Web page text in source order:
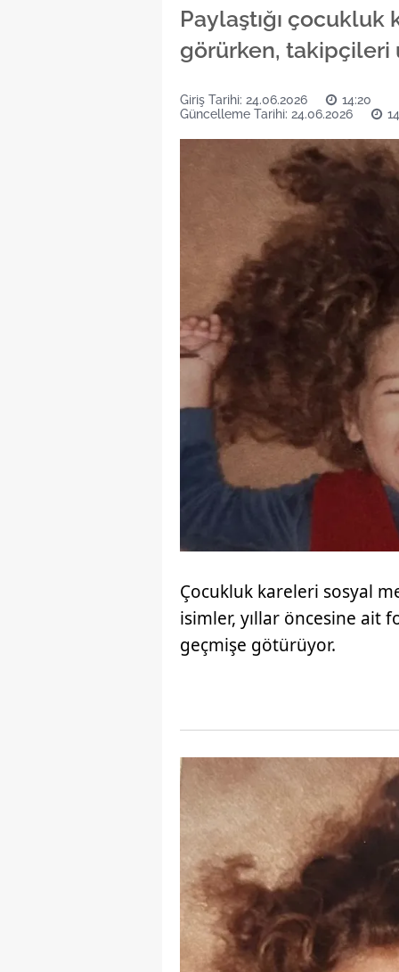
Paylaştığı çocukluk
görürken, takipçileri
Giriş Tarihi: 24.06.2026
14:20
Güncelleme Tarihi: 24.06.2026
Çocukluk kareleri sosyal
isimler, yıllar öncesine ait
geçmişe götürüyor.